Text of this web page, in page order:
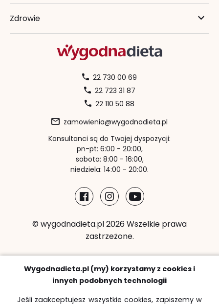
Zdrowie
22 730 00 69
22 723 31 87
22 110 50 88
zamowienia@wygodnadieta.pl
Konsultanci są do Twojej dyspozycji:
pn-pt: 6:00 - 20:00,
sobota: 8:00 - 16:00,
niedziela: 14:00 - 20:00.
© wygodnadieta.pl 2026 Wszelkie prawa
zastrzeżone.
Metody płatności:
Wygodnadieta.pl (my) korzystamy z cookies i
innych podobnych technologii
Jeśli zaakceptujesz wszystkie cookies, zapiszemy w